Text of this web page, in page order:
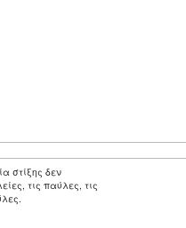
στίξης δεν
τις παύλες, τις